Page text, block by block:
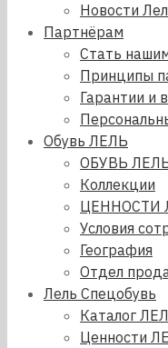
Новости
Партнёрам
Стать
Принципы
Гарантии и
Обувь ЛЕЛЬ
ОБУВЬ
Коллекции
ЦЕННОСТИ
Условия
География
Отдел
Лель Спецобувь
Каталог
Ценности